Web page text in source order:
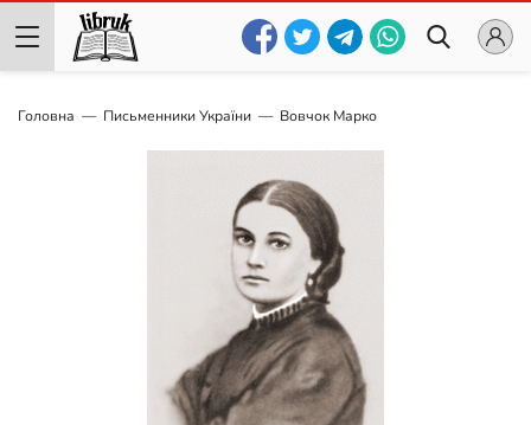
Головна Письменники України Вовчок Марко